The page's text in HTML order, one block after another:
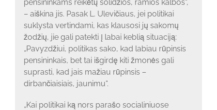
pensininkams reikėtų solidžios, ramios kalbos“,
– aiškina jis. Pasak L. Ulevičiaus, jei politikai
suklysta vertindami, kas klausosi jų sakomų
žodžių, jie gali patekti į labai keblią situaciją:
„Pavyzdžiui, politikas sako, kad labiau rūpinsis
pensininkais, bet tai išgirdę kiti žmonės gali
suprasti, kad jais mažiau rūpinsis –
dirbančiaisiais, jaunimu“.
„Kai politikai ką nors parašo socialiniuose